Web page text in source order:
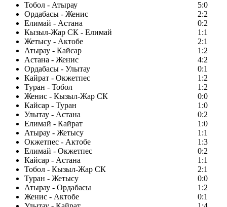
Тобол - Атырау
5:0
Ордабасы - Женис
2:2
Елимай - Астана
0:2
Кызыл-Жар СК - Елимай
1:1
Жетысу - Актобе
2:1
Атырау - Кайсар
1:2
Астана - Женис
4:2
Ордабасы - Улытау
0:1
Кайрат - Окжетпес
1:2
Туран - Тобол
1:2
Женис - Кызыл-Жар СК
0:0
Кайсар - Туран
1:0
Улытау - Астана
0:2
Елимай - Кайрат
1:0
Атырау - Жетысу
1:1
Окжетпес - Актобе
1:3
Елимай - Окжетпес
0:2
Кайсар - Астана
1:1
Тобол - Кызыл-Жар СК
2:1
Туран - Жетысу
0:0
Атырау - Ордабасы
1:2
Женис - Актобе
0:1